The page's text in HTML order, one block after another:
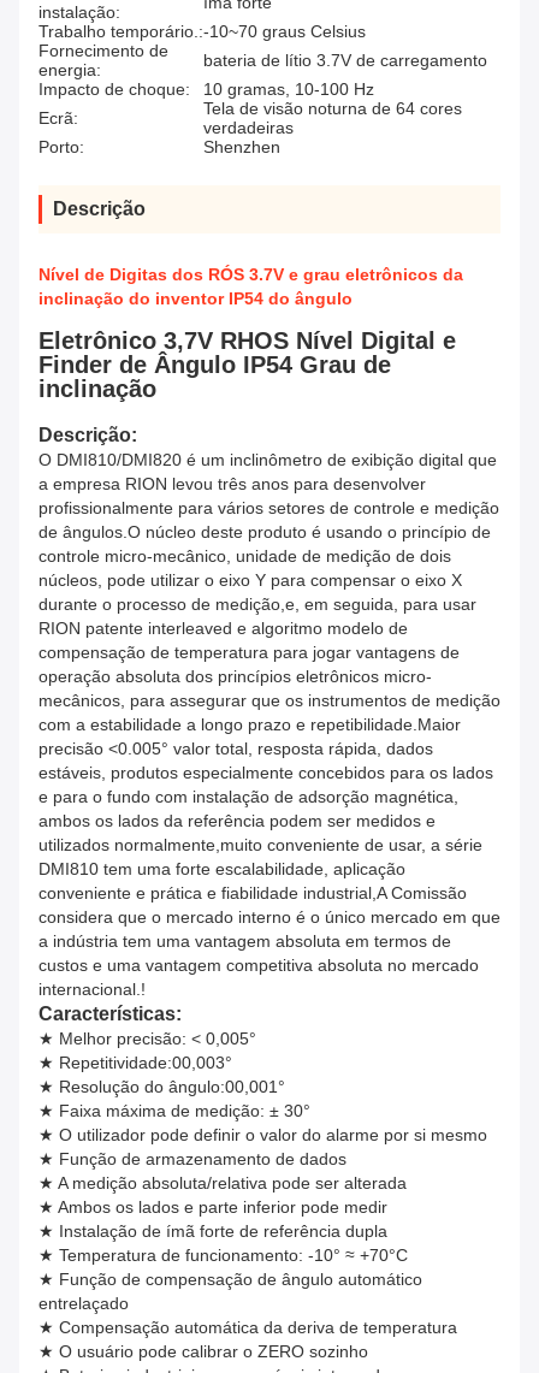
instalação:
Trabalho temporário.:-10~70 graus Celsius
Fornecimento de
energia:
bateria de lítio 3.7V de carregamento
Impacto de choque:
10 gramas, 10-100 Hz
Ecrã:
Tela de visão noturna de 64 cores
verdadeiras
Porto:
Shenzhen
Descrição
Nível de Digitas dos RÓS 3.7V e grau eletrônicos da
inclinação do inventor IP54 do ângulo
Eletrônico 3,7V RHOS Nível Digital e
Finder de Ângulo IP54 Grau de
inclinação
Descrição:
O DMI810/DMI820 é um inclinômetro de exibição digital que
a empresa RION levou três anos para desenvolver
profissionalmente para vários setores de controle e medição
de ângulos.O núcleo deste produto é usando o princípio de
controle micro-mecânico, unidade de medição de dois
núcleos, pode utilizar o eixo Y para compensar o eixo X
durante o processo de medição,e, em seguida, para usar
RION patente interleaved e algoritmo modelo de
compensação de temperatura para jogar vantagens de
operação absoluta dos princípios eletrônicos micro-
mecânicos, para assegurar que os instrumentos de medição
com a estabilidade a longo prazo e repetibilidade.Maior
precisão <0.005° valor total, resposta rápida, dados
estáveis, produtos especialmente concebidos para os lados
e para o fundo com instalação de adsorção magnética,
ambos os lados da referência podem ser medidos e
utilizados normalmente,muito conveniente de usar, a série
DMI810 tem uma forte escalabilidade, aplicação
conveniente e prática e fiabilidade industrial,A Comissão
considera que o mercado interno é o único mercado em que
a indústria tem uma vantagem absoluta em termos de
custos e uma vantagem competitiva absoluta no mercado
internacional.!
Características:
★ Melhor precisão: < 0,005°
★ Repetitividade:00,003°
★ Resolução do ângulo:00,001°
★ Faixa máxima de medição: ± 30°
★ O utilizador pode definir o valor do alarme por si mesmo
★ Função de armazenamento de dados
★ A medição absoluta/relativa pode ser alterada
★ Ambos os lados e parte inferior pode medir
★ Instalação de ímã forte de referência dupla
★ Temperatura de funcionamento: -10° ≈ +70°C
★ Função de compensação de ângulo automático
entrelaçado
★ Compensação automática da deriva de temperatura
★ O usuário pode calibrar o ZERO sozinho